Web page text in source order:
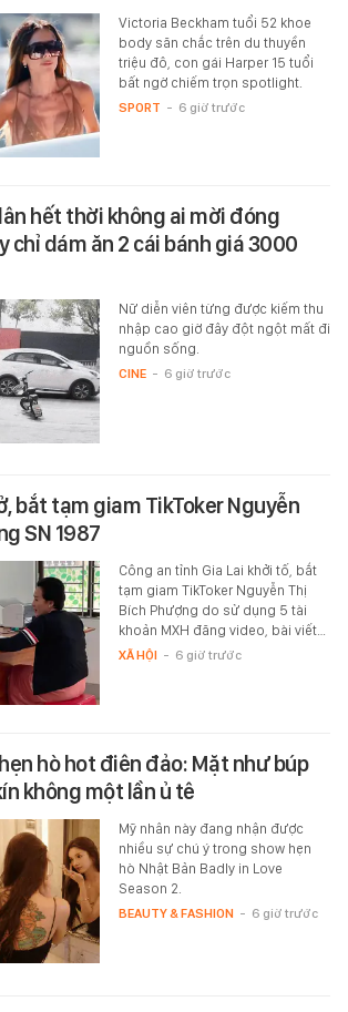
Victoria Beckham tuổi 52 khoe
body săn chắc trên du thuyền
triệu đô, con gái Harper 15 tuổi
bất ngờ chiếm trọn spotlight.
SPORT - 6 giờ trước
hết thời không ai mời đóng
chỉ dám ăn 2 cái bánh giá 3000
Nữ diễn viên từng được kiếm thu
nhập cao giờ đây đột ngột mất đi
nguồn sống.
CINE - 6 giờ trước
bắt tạm giam TikToker Nguyễn
SN 1987
Công an tỉnh Gia Lai khởi tố, bắt
tạm giam TikToker Nguyễn Thị
Bích Phượng do sử dụng 5 tài
khoản MXH đăng video, bài viết…
XÃ HỘI - 6 giờ trước
hò hot điên đảo: Mặt như búp
không một lần ủ tê
Mỹ nhân này đang nhận được
nhiều sự chú ý trong show hẹn
hò Nhật Bản Badly in Love
Season 2.
BEAUTY & FASHION - 6 giờ trước